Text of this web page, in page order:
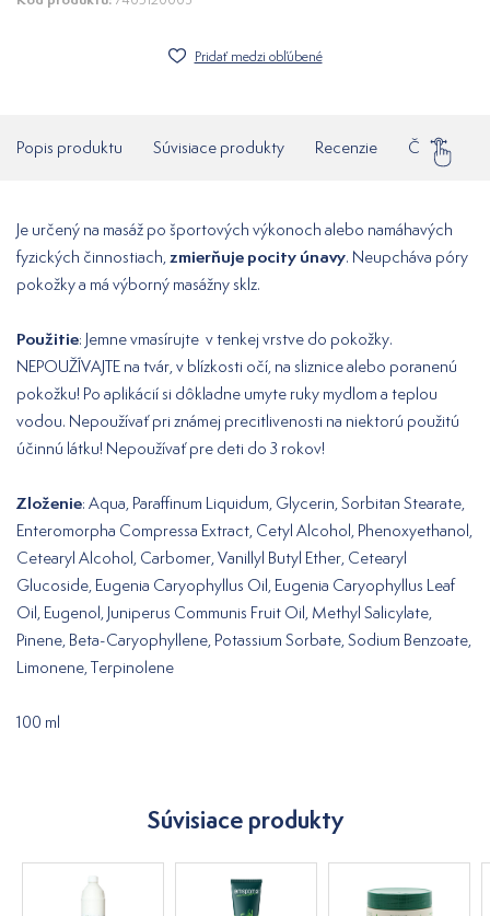
Pridať medzi obľúbené
Popis produktu Súvisiace produkty Recenzie Často
Je určený na masáž po športových výkonoch alebo namáhavých
fyzických činnostiach,zmierňuje pocity únavy. Neupcháva póry
pokožky a má výborný masážny sklz.
Použitie: Jemne vmasírujte v tenkej vrstve do pokožky.
NEPOUŽÍVAJTE na tvár, v blízkosti očí, na sliznice alebo poranenú
pokožku! Po aplikácií si dôkladne umyte ruky mydlom a teplou
vodou. Nepoužívať pri známej precitlivenosti na niektorú použitú
účinnú látku! Nepoužívať pre deti do 3 rokov!
Zloženie: Aqua, Paraffinum Liquidum, Glycerin, Sorbitan Stearate,
Enteromorpha Compressa Extract, Cetyl Alcohol, Phenoxyethanol,
Cetearyl Alcohol, Carbomer, Vanillyl Butyl Ether, Cetearyl
Glucoside, Eugenia Caryophyllus Oil, Eugenia Caryophyllus Leaf
Oil, Eugenol, Juniperus Communis Fruit Oil, Methyl Salicylate,
Pinene, Beta-Caryophyllene, Potassium Sorbate, Sodium Benzoate,
Limonene, Terpinolene
100 ml
Súvisiace produkty